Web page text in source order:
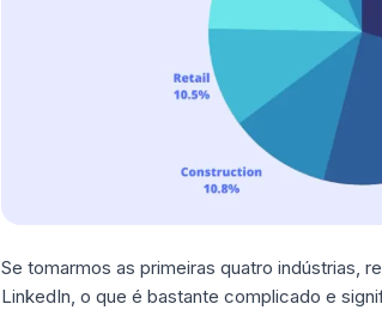
Se tomarmos as primeiras quatro indústrias,
LinkedIn, o que é bastante complicado e